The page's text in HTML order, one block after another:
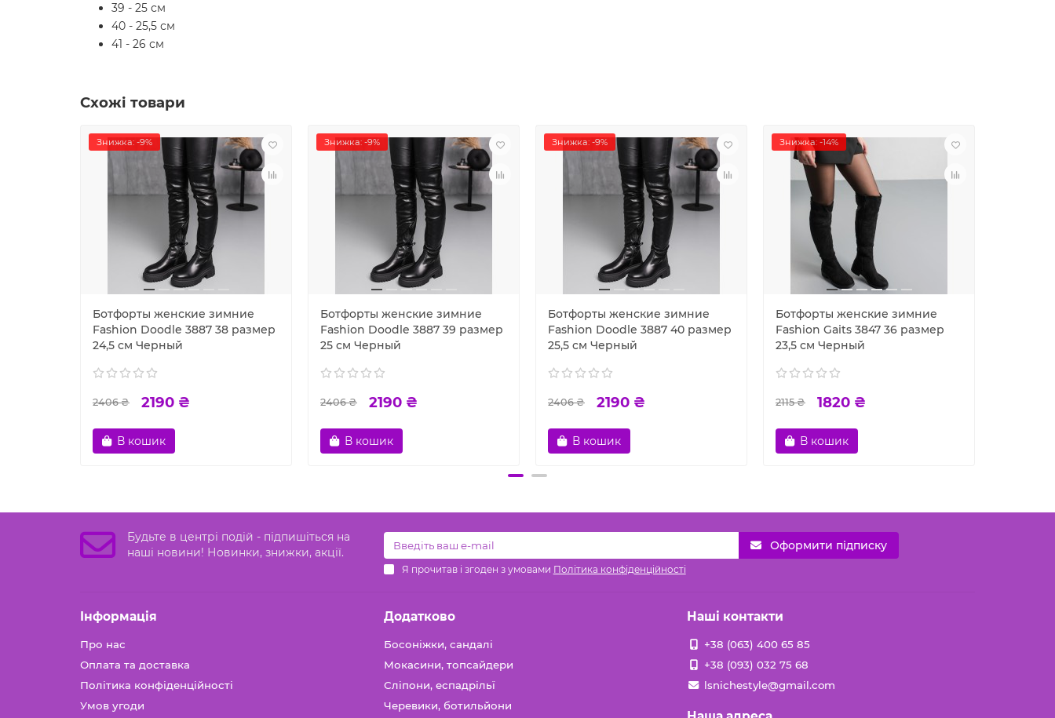
39 - 25 см
40 - 25,5 см
41 - 26 см
Схожі товари
Знижка: -9%
Ботфорты женские зимние
Fashion Doodle 3887 38 размер
24,5 см Черный
2406 ₴ 2190 ₴
В кошик
Знижка: -9%
Ботфорты женские зимние
Fashion Doodle 3887 39 размер
25 см Черный
2406 ₴ 2190 ₴
В кошик
Знижка: -9%
Ботфорты женские зимние
Fashion Doodle 3887 40 размер
25,5 см Черный
2406 ₴ 2190 ₴
В кошик
Знижка: -14%
Ботфорты женские зимние
Fashion Gaits 3847 36 размер
23,5 см Черный
2115 ₴ 1820 ₴
В кошик
Будьте в центрі подій - підпишіться на
наші новини! Новинки, знижки, акції.
Оформити підписку
Я прочитав і згоден з умовами Політика конфіденційності
Iнформація
Про нас
Оплата та доставка
Політика конфіденційності
Умов угоди
Додатково
Босоніжки, сандалі
Мокасини, топсайдери
Сліпони, еспадрільї
Черевики, ботильйони
Наші контакти
+38 (063) 400 65 85
+38 (093) 032 75 68
lsnichestyle@gmail.com